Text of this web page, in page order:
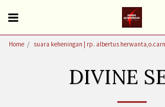
Home suara keheningan | rp. albertus
DIVINE